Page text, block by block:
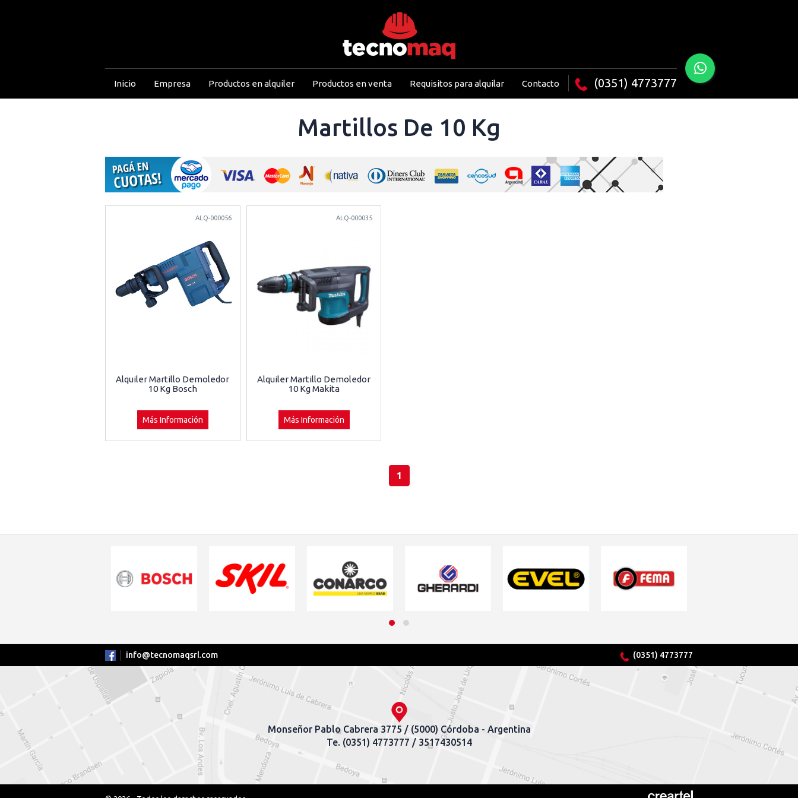
Inicio Empresa Productos en alquiler Productos en venta Requisitos para alquilar Contacto (0351) 4773777
Martillos De 10 Kg
ALQ-000056
Alquiler Martillo Demoledor
10 Kg Bosch
Más Información
ALQ-000035
Alquiler Martillo Demoledor
10 Kg Makita
Más Información
1
info@tecnomaqsrl.com (0351) 4773777
Monseñor Pablo Cabrera 3775 / (5000) Córdoba - Argentina
Te. (0351) 4773777 / 3517430514